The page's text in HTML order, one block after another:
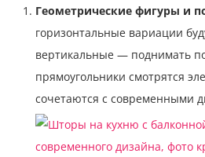
Геометрические фигуры и
горизонтальные вариации
вертикальные — поднимать
прямоугольники смотрятся
сочетаются с современными